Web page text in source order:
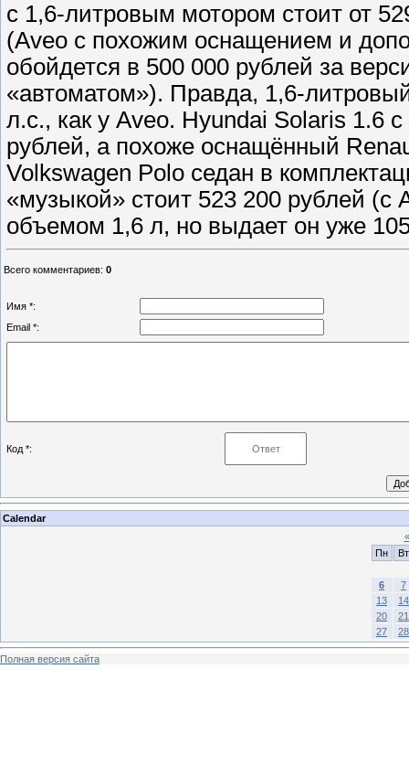
с 1,6-литровым мотором стоит от
(Aveo с похожим оснащением и
обойдется в 500 000 рублей за
«автоматом»). Правда, 1,6-
л.с., как у Aveo. Hyundai Solaris 1.6
рублей, а похоже оснащённый
Volkswagen Polo седан в
«музыкой» стоит 523 200 рублей
объемом 1,6 л, но выдает он уже
Всего комментариев: 0
Имя *:
Email *:
Код *:
Calendar
«
Пн
Вт
6
7
13
14
20
21
27
28
Полная версия сайта